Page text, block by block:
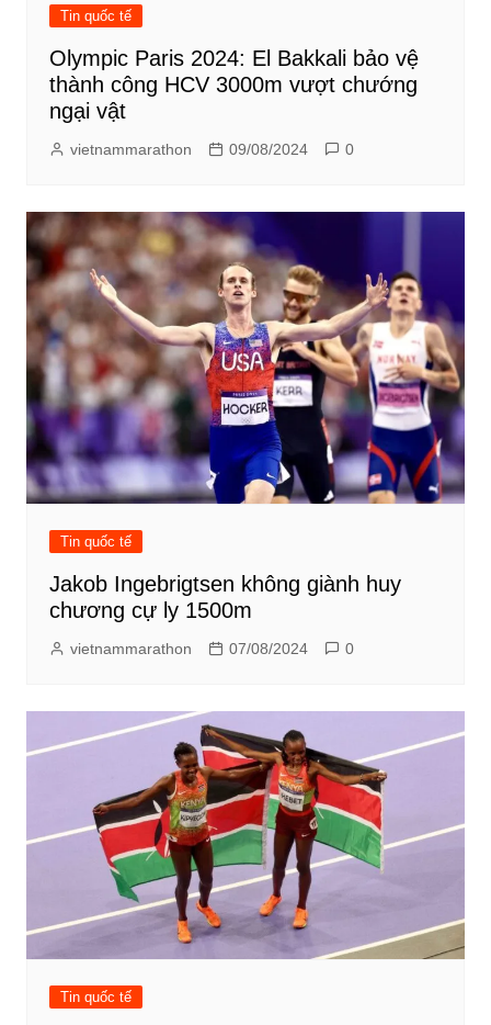
Tin quốc tế
Olympic Paris 2024: El Bakkali bảo vệ
thành công HCV 3000m vượt chướng
ngại vật
vietnammarathon 09/08/2024 0
Tin quốc tế
Jakob Ingebrigtsen không giành huy
chương cự ly 1500m
vietnammarathon 07/08/2024 0
Tin quốc tế